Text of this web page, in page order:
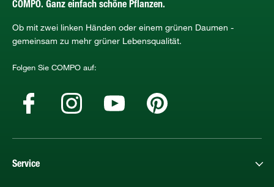
COMPO. Ganz einfach schöne Pflanzen.
Ob mit zwei linken Händen oder einem grünen Daumen -
gemeinsam zu mehr grüner Lebensqualität.
Folgen Sie COMPO auf:
Service